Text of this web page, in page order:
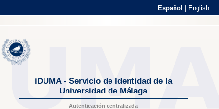
Español English
iDUMA - Servicio de Identidad de la
Universidad de Málaga
Autenticación centralizada